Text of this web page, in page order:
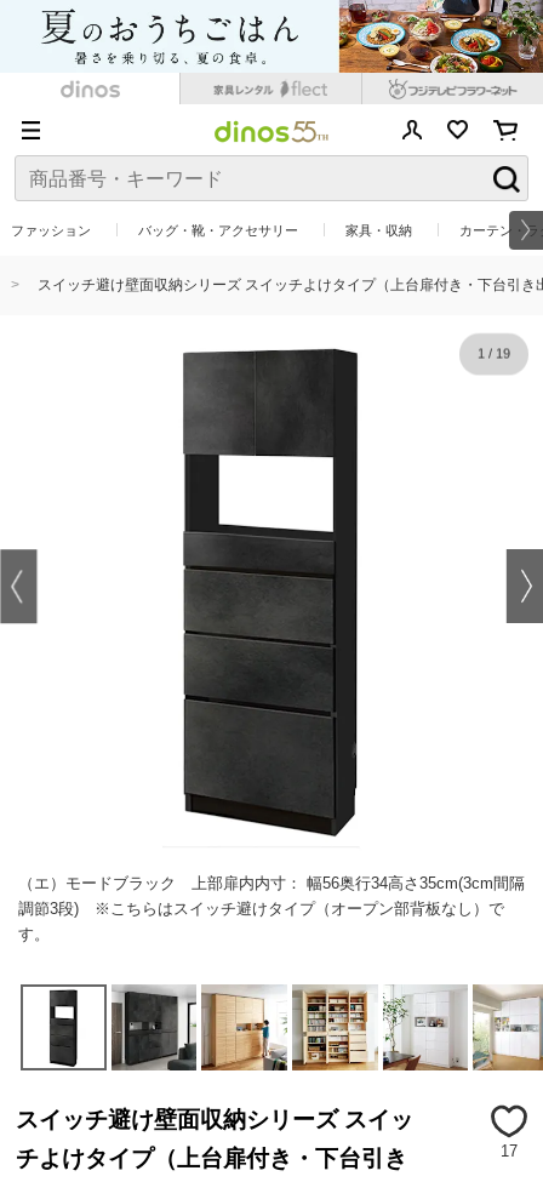
ファッション バッグ・靴・アクセサリー 家具・収納 カーテン・
スイッチ避け壁面収納シリーズ スイッチよけタイプ（上台扉付き・下台引
（エ）モードブラック 上部扉内内寸： 幅56奥行34高さ35cm(3cm間隔
調節3段) ※こちらはスイッチ避けタイプ（オープン部背板なし）で
す。
1/ 19
スイッチ避け壁面収納シリーズ スイッ
チよけタイプ（上台扉付き・下台引き
17